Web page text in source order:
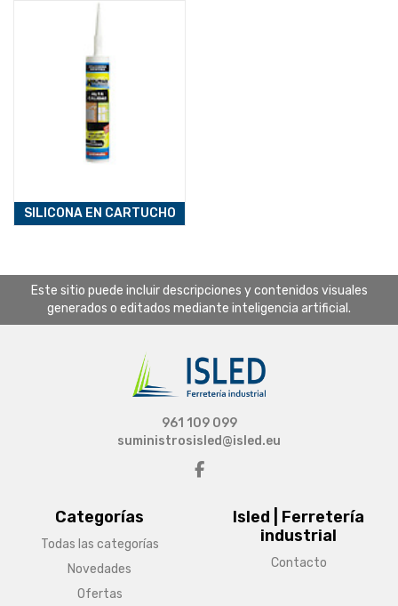
SILICONA EN CARTUCHO
Este sitio puede incluir descripciones y contenidos visuales
generados o editados mediante inteligencia artificial.
Categorías
Todas las categorías
Novedades
Ofertas
Isled | Ferretería
industrial
Contacto
961 109 099
suministrosisled@isled.eu